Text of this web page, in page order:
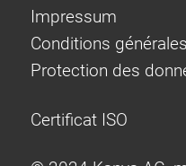
Impressum
Conditions générales
Protection des
Certificat ISO